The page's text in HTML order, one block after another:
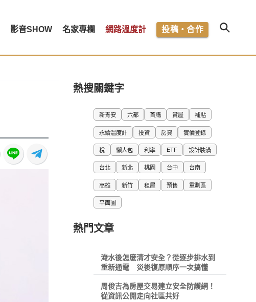
影音SHOW 名家專欄 網路溫度計 投稿・合作
熱搜關鍵字
新青安 六都 首購 賞屋 補貼
永續溫度計 投資 房貸 實價登錄
稅 懶人包 利率 ETF 設計裝潢
台北 新北 桃園 台中 台南
高雄 新竹 租屋 預售 重劃區
平面圖
熱門文章
淹水後怎麼清才安全？從逐步排水到
重新通電 災後復原順序一次搞懂
周俊吉為房屋交易建立安全防護網！
從資訊公開走向社區共好